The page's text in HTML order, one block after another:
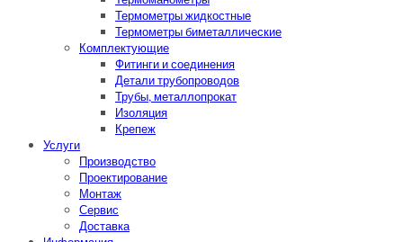
Термометры жидкостные
Термометры биметаллические
Комплектующие
Фитинги и соединения
Детали трубопроводов
Трубы, металлопрокат
Изоляция
Крепеж
Услуги
Производство
Проектирование
Монтаж
Сервис
Доставка